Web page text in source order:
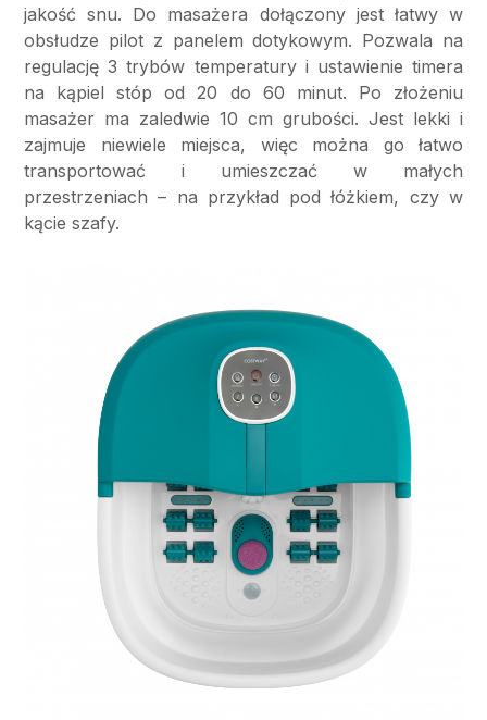
jakość snu. Do masażera dołączony jest łatwy w
obsłudze pilot z panelem dotykowym. Pozwala na
regulację 3 trybów temperatury i ustawienie timera
na kąpiel stóp od 20 do 60 minut. Po złożeniu
masażer ma zaledwie 10 cm grubości. Jest lekki i
zajmuje niewiele miejsca, więc można go łatwo
transportować i umieszczać w małych
przestrzeniach – na przykład pod łóżkiem, czy w
kącie szafy.